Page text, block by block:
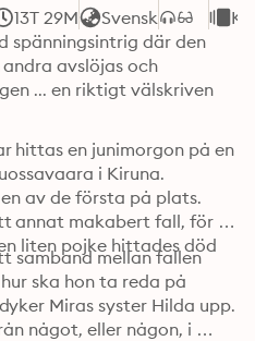
13T 29M Svensk
spänningsintrig där den
avslöjas och
... en riktigt välskriven
hittas en junimorgon på en
i Kiruna.
av de första på plats.
annat makabert fall, för
liten pojke hittades död
samband mellan fallen
ska hon ta reda på
Miras syster Hilda upp.
något, eller någon, i